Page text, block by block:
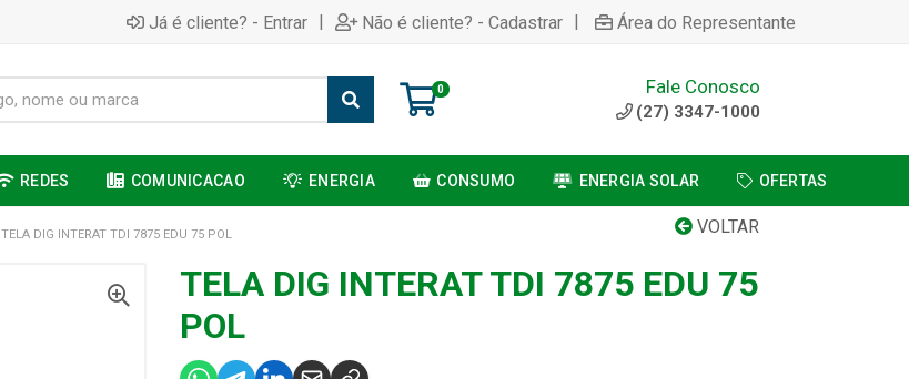
Já é cliente? - Entrar | Não é cliente? - Cadastrar | Área do Representante
0 Fale Conosco
(27) 3347-1000
REDES COMUNICACAO ENERGIA CONSUMO ENERGIA SOLAR OFERTAS
VOLTAR
TELA DIG INTERAT TDI 7875 EDU 75 POL
TELA DIG INTERAT TDI 7875 EDU 75
POL